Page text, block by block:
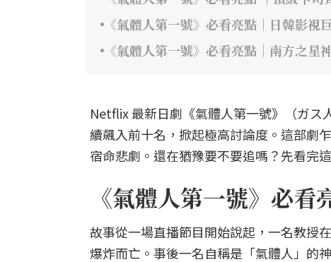
《氣體人第一號》必看亮點｜日韓影
《氣體人第一號》必看亮點｜南方之
Netflix 最新日劇《氣體人第一號》（ガス
續飆入前十名，掀起極高討論度。這部劇
宿命悲劇。還在猶豫要不要追嗎？先看完
《氣體人第一號》必看
故事從一場直播節目開始說起，一名教授
爆炸而亡。事後一名自稱是「氣體人」的